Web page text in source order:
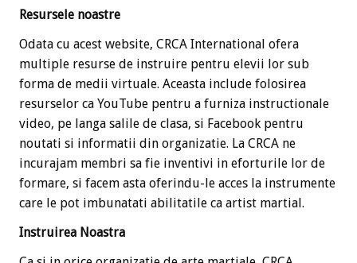
Resursele noastre
Odata cu acest website, CRCA International ofera
multiple resurse de instruire pentru elevii lor sub
forma de medii virtuale. Aceasta include folosirea
resurselor ca YouTube pentru a furniza instructionale
video, pe langa salile de clasa, si Facebook pentru
noutati si informatii din organizatie. La CRCA ne
incurajam membri sa fie inventivi in eforturile lor de
formare, si facem asta oferindu-le acces la instrumente
care le pot imbunatati abilitatile ca artist martial.
Instruirea Noastra